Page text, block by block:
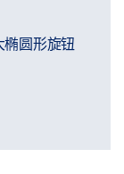
圆形旋钮